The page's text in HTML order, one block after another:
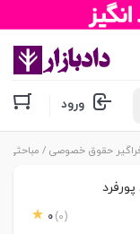
ورود
فراگیر حقوق خصوصی / مباحثی
0 (0)